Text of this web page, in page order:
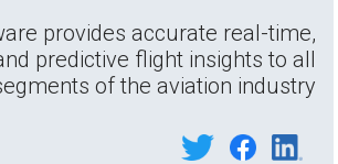
provides accurate real-time,
predictive flight insights to all
of the aviation industry.